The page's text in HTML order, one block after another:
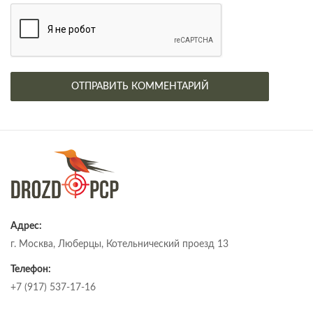
Адрес:
г. Москва, Люберцы, Котельнический проезд 13
Телефон:
+7 (917) 537-17-16